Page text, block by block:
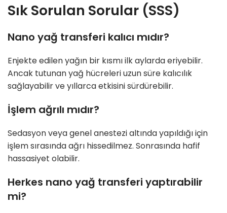
Sık Sorulan Sorular (SSS)
Nano yağ transferi kalıcı mıdır?
Enjekte edilen yağın bir kısmı ilk aylarda eriyebilir.
Ancak tutunan yağ hücreleri uzun süre kalıcılık
sağlayabilir ve yıllarca etkisini sürdürebilir.
İşlem ağrılı mıdır?
Sedasyon veya genel anestezi altında yapıldığı için
işlem sırasında ağrı hissedilmez. Sonrasında hafif
hassasiyet olabilir.
Herkes nano yağ transferi yaptırabilir
mi?